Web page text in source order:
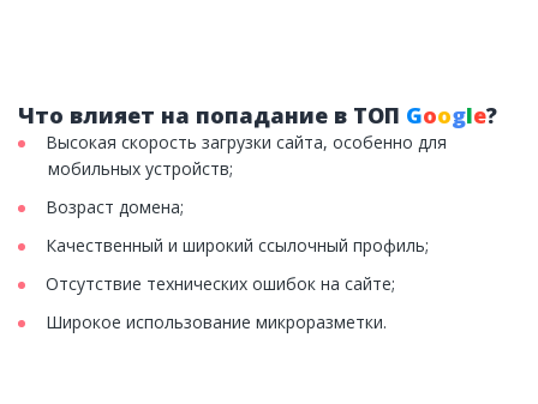
Что влияет на попадание в ТОП Google?
Высокая скорость загрузки сайта, особенно для
мобильных устройств;
Возраст домена;
Качественный и широкий ссылочный профиль;
Отсутствие технических ошибок на сайте;
Широкое использование микроразметки.